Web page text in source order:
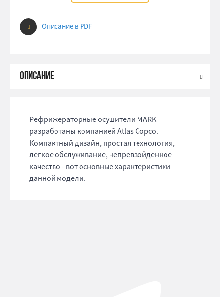
Описание в PDF
Рефрижераторные осушители MARK
разработаны компанией Atlas Copco.
Компактный дизайн, простая технология,
легкое обслуживание, непревзойденное
качество - вот основные характеристики
данной модели.